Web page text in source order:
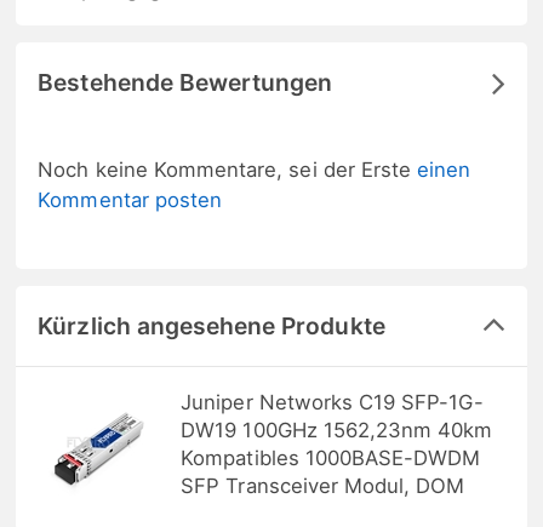
Bestehende Bewertungen
Noch keine Kommentare, sei der Ersteeinen
Kommentar posten
Kürzlich angesehene Produkte
Juniper Networks C19 SFP-1G-
DW19 100GHz 1562,23nm 40km
Kompatibles 1000BASE-DWDM
SFP Transceiver Modul, DOM